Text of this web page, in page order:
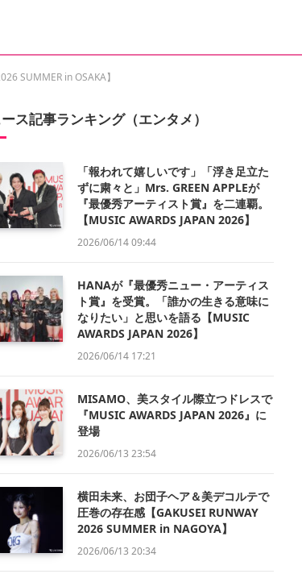
SUMMER in OSAKA】
ス記事ランキング（エンタメ）
「報われて嬉しいです」「浮き足立た
ずに粛々と」Mrs. GREEN APPLEが
『最優秀アーティスト賞』を二連覇。
【MUSIC AWARDS JAPAN 2026】
2026/06/14 09:44
HANAが『最優秀ニュー・アーティス
ト賞』を受賞。「誰かの生きる意味に
なりたい」と思いを語る【MUSIC
AWARDS JAPAN 2026】
2026/06/14 17:21
MISAMO、美スタイル際立つドレスで
『MUSIC AWARDS JAPAN 2026』に
登場
2026/06/13 23:54
横田未来、お団子ヘア＆美デコルテで
圧巻の存在感【GAKUSEI RUNWAY
2026 SUMMER in NAGOYA】
2026/06/13 20:34